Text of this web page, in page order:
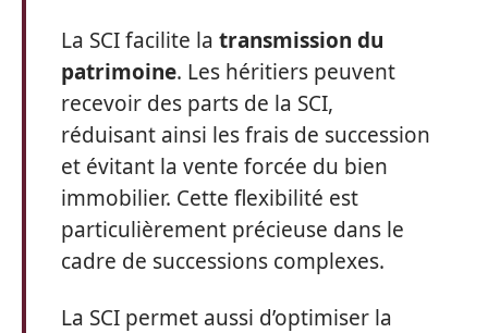
La SCI facilite la transmission du
patrimoine. Les héritiers peuvent
recevoir des parts de la SCI,
réduisant ainsi les frais de succession
et évitant la vente forcée du bien
immobilier. Cette flexibilité est
particulièrement précieuse dans le
cadre de successions complexes.
La SCI permet aussi d’optimiser la